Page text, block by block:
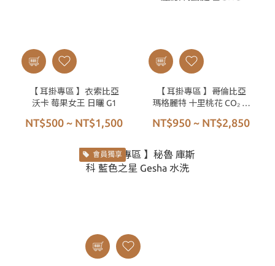
【 耳掛專區 】衣索比亞
沃卡 莓果女王 日曬 G1
NT$500 ~ NT$1,500
【 耳掛專區 】哥倫比亞
瑪格麗特 十里桃花 CO₂ 高
NT$950 ~ NT$2,850
會員獨享